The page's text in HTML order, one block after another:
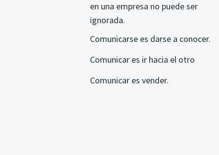
en una empresa no puede ser
ignorada.
Comunicarse es darse a conocer.
Comunicar es ir hacia el otro
Comunicar es vender.